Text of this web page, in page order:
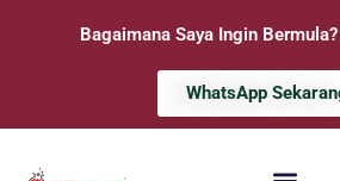
Bagaimana Saya Ingin
WhatsApp